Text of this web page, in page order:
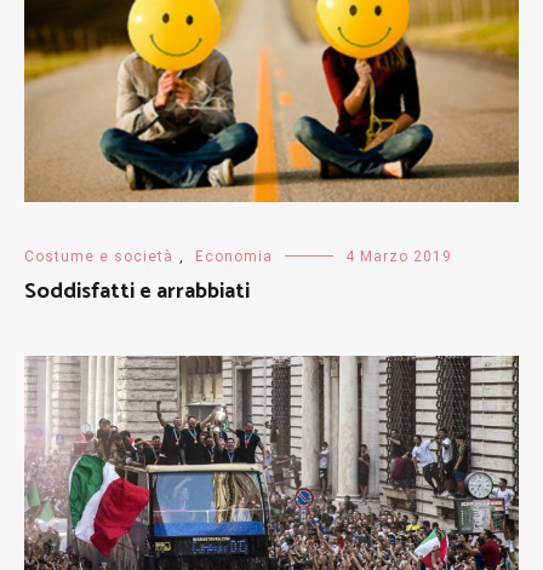
Costume e società , Economia 4 Marzo 2019
Soddisfatti e arrabbiati